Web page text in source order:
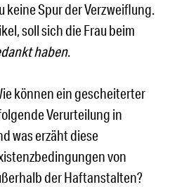
keine Spur der Verzweiflung.
soll sich die Frau beim
haben.
können ein gescheiterter
Verurteilung in
was erzäht diese
von
der Haftanstalten?